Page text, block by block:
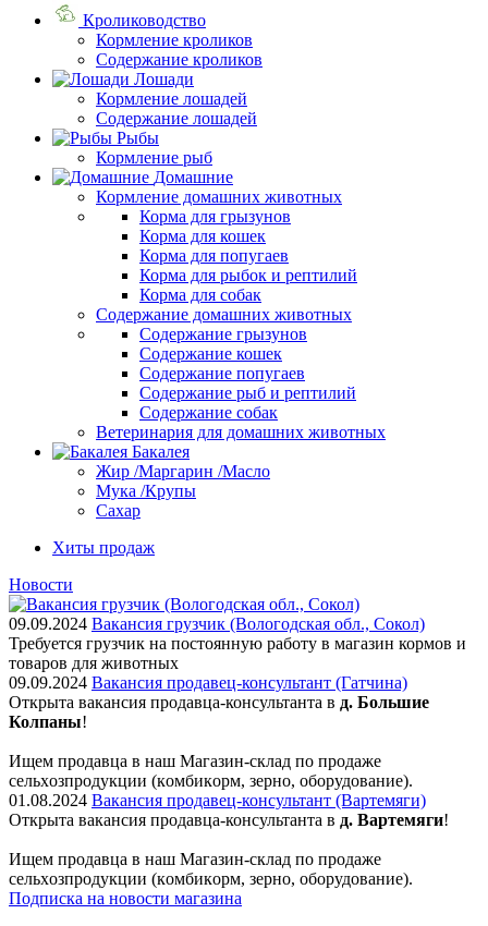
Кролиководство
Кормление кроликов
Содержание кроликов
Лошади
Кормление лошадей
Содержание лошадей
Рыбы
Кормление рыб
Домашние
Кормление домашних животных
Корма для грызунов
Корма для кошек
Корма для попугаев
Корма для рыбок и рептилий
Корма для собак
Содержание домашних животных
Содержание грызунов
Содержание кошек
Содержание попугаев
Содержание рыб и рептилий
Содержание собак
Ветеринария для домашних животных
Бакалея
Жир /Маргарин /Масло
Мука /Крупы
Сахар
Хиты продаж
Новости
09.09.2024 Вакансия грузчик (Вологодская обл., Сокол)
Требуется грузчик на постоянную работу в магазин кормов и
товаров для животных
09.09.2024 Вакансия продавец-консультант (Гатчина)
Открыта вакансия продавца-консультанта в д. Большие
Колпаны!
Ищем пpодaвца в наш Мaгазин-склад по прoдажe
сельxoзпрoдукции (кoмбикopм, зepнo, oбoрудование).
01.08.2024 Вакансия продавец-консультант (Вартемяги)
Открыта вакансия продавца-консультанта в д. Вартемяги!
Ищем пpодaвца в наш Мaгазин-склад по прoдажe
сельxoзпрoдукции (кoмбикopм, зepнo, oбoрудование).
Подписка на новости магазина